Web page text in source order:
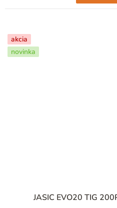
akcia
novinka
JASIC EVO20 TIG